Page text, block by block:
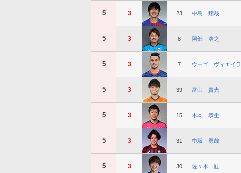
5 3 23 中島 翔哉
5 3 8 阿部 浩之
5 3 7 ウーゴ ヴィエイラ
5 3 39 富山 貴光
5 3 15 木本 恭生
5 3 31 中坂 勇哉
5 3 30 佐々木 匠